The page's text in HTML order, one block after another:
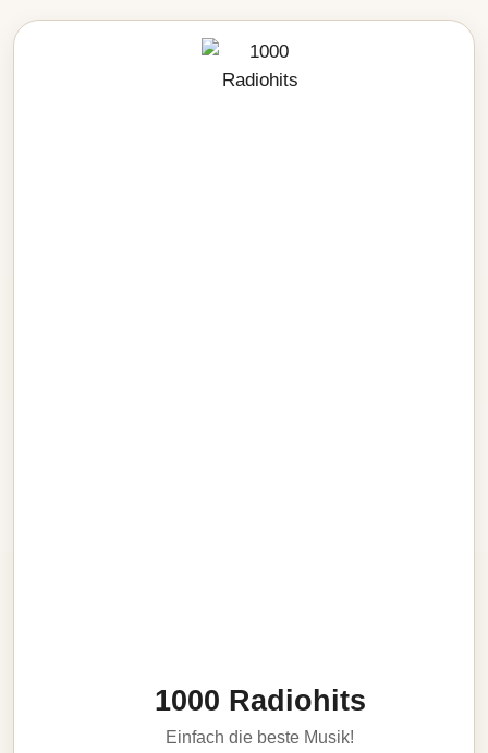
1000 Radiohits
Einfach die beste Musik!